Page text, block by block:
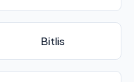
Bitlis